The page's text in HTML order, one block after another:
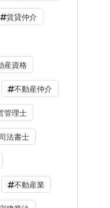
賃貸仲介
産資格
不動産仲介
管理士
法書士
不動産業